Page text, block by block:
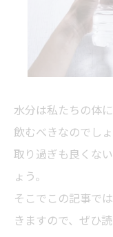
水分は私たちの体
飲むべきなのでし
取り過ぎも良くな
ょう。
そこでこの記事で
きますので、ぜひ